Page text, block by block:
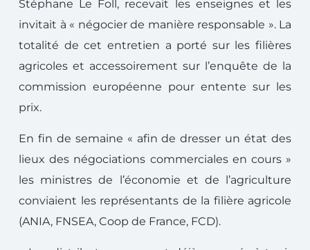
Stéphane Le Foll, recevait les enseignes et les
invitait à « négocier de manière responsable ». La
totalité de cet entretien a porté sur les filières
agricoles et accessoirement sur l’enquête de la
commission européenne pour entente sur les
prix.
En fin de semaine « afin de dresser un état des
lieux des négociations commerciales en cours »
les ministres de l’économie et de l’agriculture
conviaient les représentants de la filière agricole
(ANIA, FNSEA, Coop de France, FCD).